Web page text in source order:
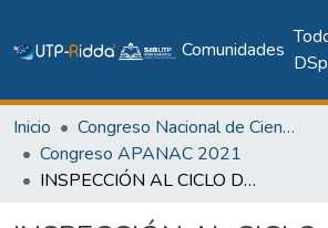
Comunidades
Inicio
Congreso Nacional de Ciencia y Tecnología – APANAC
Congreso APANAC 2021
INSPECCIÓN AL CICLO DE VIDA DE PROYECTOS DE CONSTRUCCIÓN SOSTENIBLE: HACIA UNA HOJA DE RUTA BASADA EN BIOMIMETISMO Y ECONOMÍA CIRCULAR